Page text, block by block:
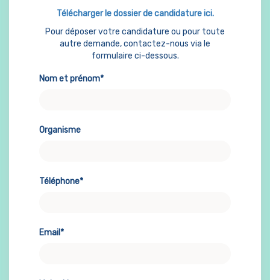
Télécharger le dossier de candidature ici.
Pour déposer votre candidature ou pour toute
autre demande, contactez-nous via le
formulaire ci-dessous.
Nom et prénom*
Organisme
Téléphone*
Email*